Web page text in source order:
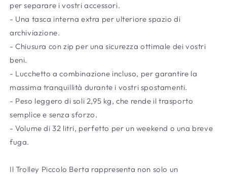
per separare i vostri accessori.
- Una tasca interna extra per ulteriore spazio di
archiviazione.
- Chiusura con zip per una sicurezza ottimale dei vostri
beni.
- Lucchetto a combinazione incluso, per garantire la
massima tranquillità durante i vostri spostamenti.
- Peso leggero di soli 2,95 kg, che rende il trasporto
semplice e senza sforzo.
- Volume di 32 litri, perfetto per un weekend o una breve
fuga.
Il Trolley Piccolo Berta rappresenta non solo un